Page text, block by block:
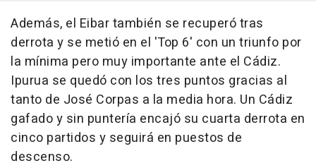
Además, el Eibar también se recuperó tras
derrota y se metió en el 'Top 6' con un triunfo por
la mínima pero muy importante ante el Cádiz.
Ipurua se quedó con los tres puntos gracias al
tanto de José Corpas a la media hora. Un Cádiz
gafado y sin puntería encajó su cuarta derrota en
cinco partidos y seguirá en puestos de
descenso.